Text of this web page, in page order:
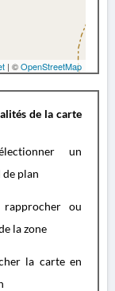
| ©OpenStreetMap
de la carte
un
plan
ou
la zone
la carte en